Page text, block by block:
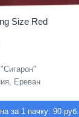
Size Red
Ереван
за 1 пачку: 90 руб.